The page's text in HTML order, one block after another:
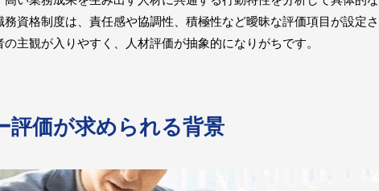
資格制度は、責任感や協調性、積極性など曖昧な評価項目が設定さ
主観が入りやすく、人材評価が抽象的になりがちです。
評価が求められる背景